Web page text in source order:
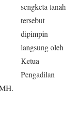
sengketa tanah
tersebut
dipimpin
langsung oleh
Ketua
Pengadilan